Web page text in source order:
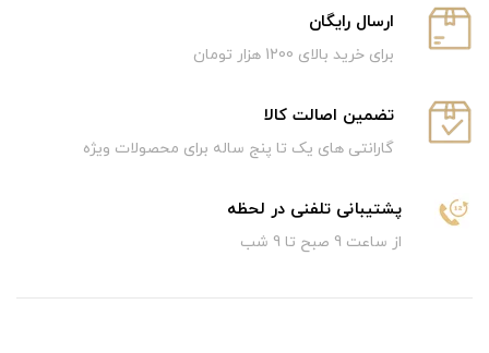
ارسال رایگان
برای خرید بالای 1200 هزار تومان
تضمین اصالت کالا
گارانتی های یک تا پنج ساله برای محصولات ویژه
پشتیبانی تلفنی در لحظه
از ساعت 9 صبح تا 9 شب